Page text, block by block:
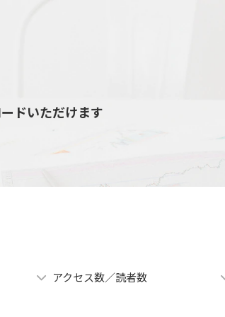
ドいただけます
アクセス数／読者数